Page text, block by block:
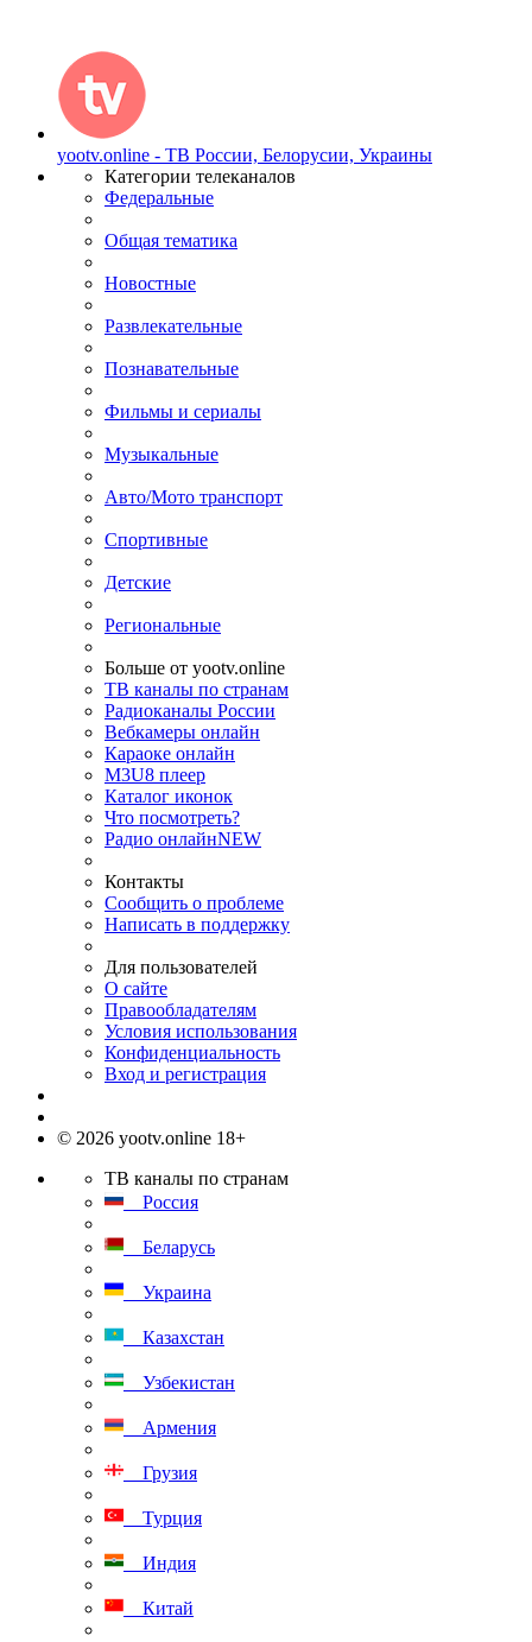
yootv.online - ТВ России, Белорусии, Украины
Категории телеканалов
Федеральные
Общая тематика
Новостные
Развлекательные
Познавательные
Фильмы и сериалы
Музыкальные
Авто/Мото транспорт
Спортивные
Детские
Региональные
Больше от yootv.online
ТВ каналы по странам
Радиоканалы России
Вебкамеры онлайн
Караоке онлайн
M3U8 плеер
Каталог иконок
Что посмотреть?
Радио онлайнNEW
Контакты
Сообщить о проблеме
Написать в поддержку
Для пользователей
О сайте
Правообладателям
Условия использования
Конфиденциальность
Вход и регистрация
© 2026 yootv.online 18+
ТВ каналы по странам
Россия
Беларусь
Украина
Казахстан
Узбекистан
Армения
Грузия
Турция
Индия
Китай